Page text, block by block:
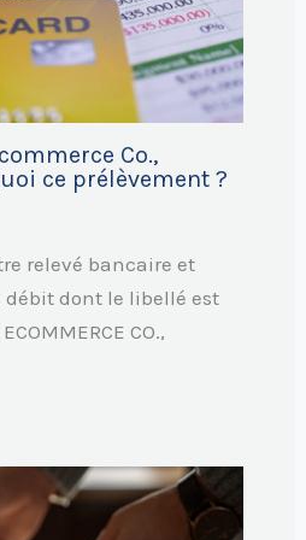
Co.,
ce prélèvement ?
relevé bancaire et
dont le libellé est
CO.,